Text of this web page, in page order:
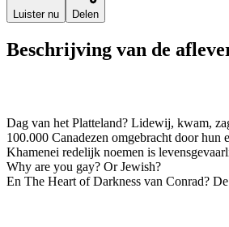
Luister nu Delen
Beschrijving van de
Dag van het Platteland? Lidewij, kwam,
100.000 Canadezen omgebracht door hun
Khamenei redelijk noemen is
Why are you gay? Or Jewish?
En The Heart of Darkness van Conrad?